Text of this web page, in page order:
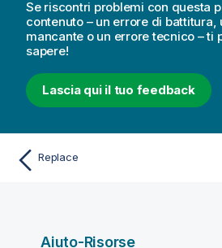
Se riscontri problemi con questa
contenuto – un errore di battitura,
mancante o un errore tecnico – ti
sapere!
Lascia qui il tuo feedback
Replace
Aiuto-Risorse